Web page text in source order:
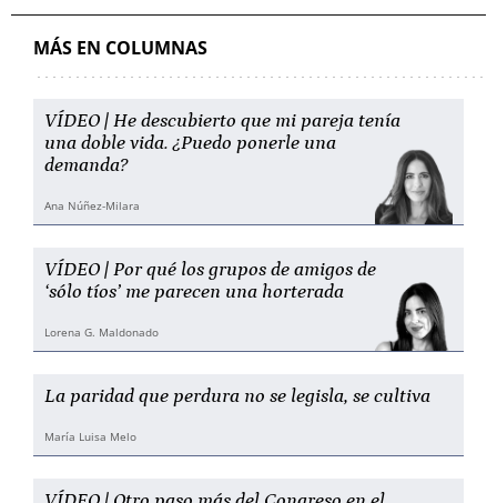
MÁS EN COLUMNAS
VÍDEO | He descubierto que mi pareja tenía
una doble vida. ¿Puedo ponerle una
demanda?
Ana Núñez-Milara
VÍDEO | Por qué los grupos de amigos de
‘sólo tíos’ me parecen una horterada
Lorena G. Maldonado
La paridad que perdura no se legisla, se cultiva
María Luisa Melo